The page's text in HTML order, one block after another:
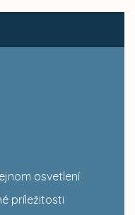
osvetlení
príležitosti